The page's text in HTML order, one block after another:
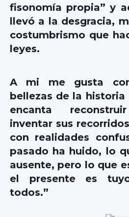
fisonomía propia” y
llevó a la desgracia,
costumbrismo que
leyes.
A mi me gusta
bellezas de la
encanta
inventar sus
con realidades
pasado ha huido, lo
ausente, pero lo que
el presente es
todos.”